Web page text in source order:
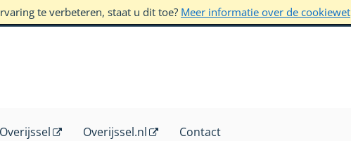
te verbeteren, staat u dit toe? Meer informatie over de cookiewet
Overijssel.nl Contact